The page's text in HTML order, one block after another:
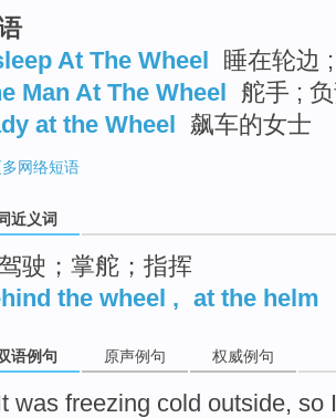
At The Wheel
睡在轮边
Man At The Wheel 舵手 ;
at the Wheel 飙车的女士
网络短语
近义词
驶；掌舵；指挥
the wheel , at the helm
语例句 原声例句 权威例句
was freezing cold outside, so I